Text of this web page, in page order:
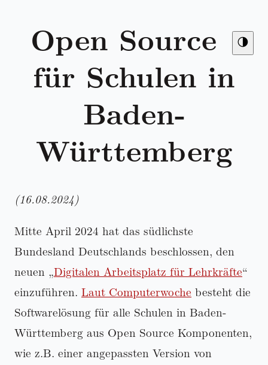
🌗
Open Source
für Schulen in
Baden-
Württemberg
(16.08.2024)
Mitte April 2024 hat das südlichste
Bundesland Deutschlands beschlossen, den
neuen
Digitalen Arbeitsplatz für Lehrkräfte
einzuführen. Laut Computerwoche besteht die
Softwarelösung für alle Schulen in Baden-
Württemberg aus Open Source Komponenten,
wie z.B. einer angepassten Version von